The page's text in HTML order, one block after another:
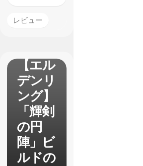
レビュー
【エル
デンリ
ング】
「輝剣
の円
陣」ビ
ルドの